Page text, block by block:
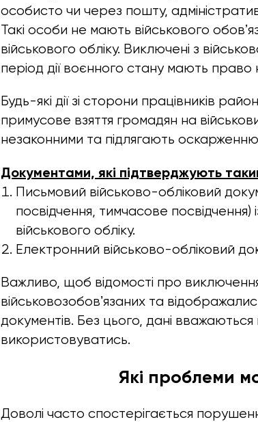
особисто чи через пошту,
Такі особи не мають військового
військового обліку. Виключені з
період дії воєнного стану мають
Будь-які дії зі сторони працівників
примусове взяття громадян на
незаконними та підлягають
Документами, які підтверджують
Письмовий військово-обліковий
посвідчення, тимчасове
військового обліку.
Електронний військово-обліковий
Важливо, щоб відомості про
військовозобовʼязаних та
документів. Без цього, дані
використовуватись.
Які проблеми
Доволі часто спостерігається